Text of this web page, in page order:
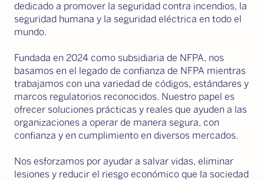
dedicado a promover la seguridad contra incendios, la
seguridad humana y la seguridad eléctrica en todo el
mundo.
Fundada en 2024 como subsidiaria de NFPA, nos
basamos en el legado de confianza de NFPA mientras
trabajamos con una variedad de códigos, estándares y
marcos regulatorios reconocidos. Nuestro papel es
ofrecer soluciones prácticas y reales que ayuden a las
organizaciones a operar de manera segura, con
confianza y en cumplimiento en diversos mercados.
Nos esforzamos por ayudar a salvar vidas, eliminar
lesiones y reducir el riesgo económico que la sociedad